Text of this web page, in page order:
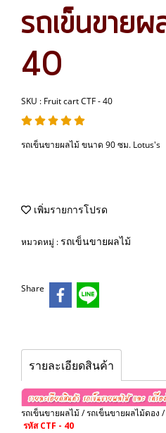
รถเข็นขาย
40
SKU : Fruit cart CTF - 40
รถเข็นขายผลไม้ ขนาด 90 ซม. Lotus's
เพิ่มรายการโปรด
หมวดหมู่ :รถเข็นขายผลไม้
Share
รายละเอียดสินค้า
รถเข็นขายผลไม้ / รถเข็นขายผลไม้ดอง
รหัส CTF - 40